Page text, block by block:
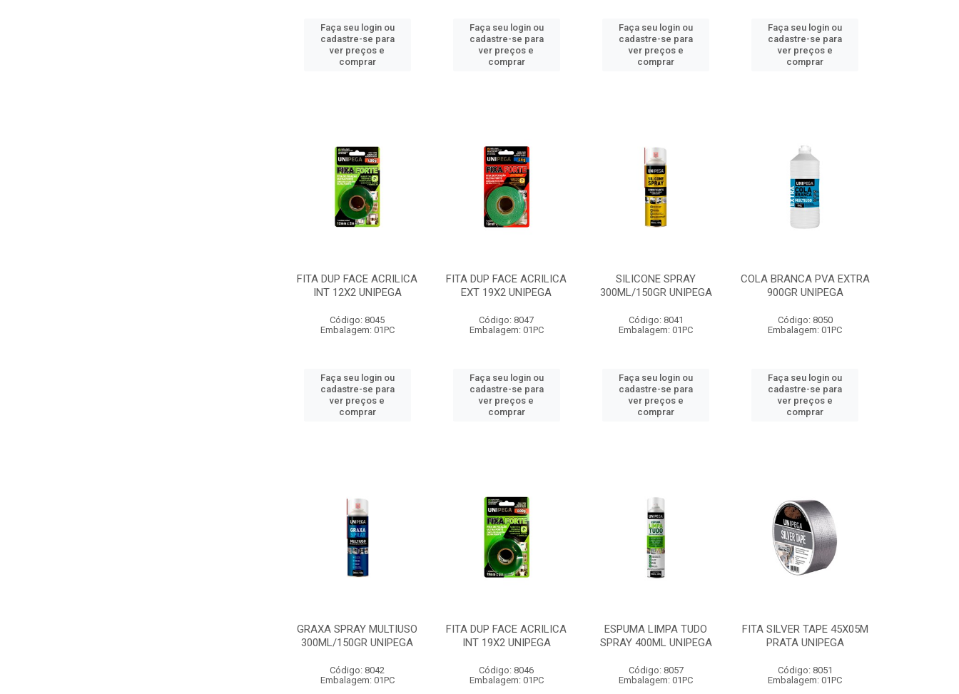
Faça seu login ou
cadastre-se para
ver preços e
comprar
Faça seu login ou
cadastre-se para
ver preços e
comprar
Faça seu login ou
cadastre-se para
ver preços e
comprar
Faça seu login ou
cadastre-se para
ver preços e
comprar
FITA DUP FACE ACRILICA
INT 12X2 UNIPEGA
Código: 8045
Embalagem: 01PC
Faça seu login ou
cadastre-se para
ver preços e
comprar
FITA DUP FACE ACRILICA
EXT 19X2 UNIPEGA
Código: 8047
Embalagem: 01PC
Faça seu login ou
cadastre-se para
ver preços e
comprar
SILICONE SPRAY
300ML/150GR UNIPEGA
Código: 8041
Embalagem: 01PC
Faça seu login ou
cadastre-se para
ver preços e
comprar
COLA BRANCA PVA EXTRA
900GR UNIPEGA
Código: 8050
Embalagem: 01PC
Faça seu login ou
cadastre-se para
ver preços e
comprar
GRAXA SPRAY MULTIUSO
300ML/150GR UNIPEGA
Código: 8042
Embalagem: 01PC
FITA DUP FACE ACRILICA
INT 19X2 UNIPEGA
Código: 8046
Embalagem: 01PC
ESPUMA LIMPA TUDO
SPRAY 400ML UNIPEGA
Código: 8057
Embalagem: 01PC
FITA SILVER TAPE 45X05M
PRATA UNIPEGA
Código: 8051
Embalagem: 01PC